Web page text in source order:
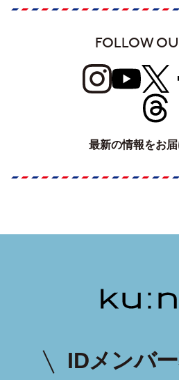
FOLLOW
最新の情報をお
IDメンバ